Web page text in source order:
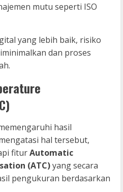
mutu seperti ISO
yang lebih baik, risiko
dan proses
hasil
hal tersebut,
fiturAutomatic
(ATC)yang secara
pengukuran berdasarkan